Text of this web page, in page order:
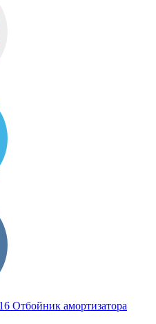
Отбойник амортизатора